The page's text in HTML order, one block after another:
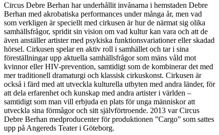
Circus Debre Berhan har underhållit invånarna i hemstaden Debre
Berhan med akrobatiska performances under många år, men vad
som verkligen är speciellt med cirkusen är hur de närmat sig olika
samhällsfrågor, spridit sin vision om vad kultur kan vara och att de
även anställer artister med psykiska funktionsvariationer eller skadad
hörsel. Cirkusen spelar en aktiv roll i samhället och tar i sina
föreställningar upp aktuella samhällsfrågor som mäns våld mot
kvinnor eller HIV-prevention, samtidigt som de kombinerar det med
mer traditionell dramaturgi och klassisk cirkuskonst. Cirkusen är
också i färd med att utveckla kulturella utbyten med andra länder, för
att dela erfarenhet och kunskap med andra artister i världen –
samtidigt som man vill erbjuda en plats för unga människor att
utveckla sina förmågor och sitt självförtroende. 2013 var Circus
Debre Berhan medproducenter för produktionen ”Cargo” som sattes
upp på Angereds Teater i Göteborg.